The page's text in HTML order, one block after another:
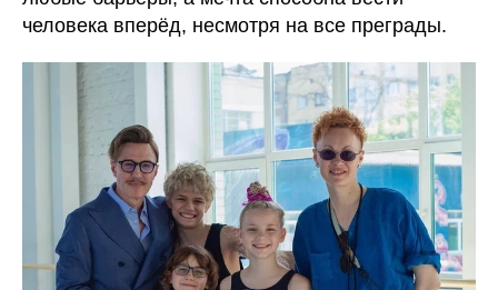
человека вперёд, несмотря на все преграды.